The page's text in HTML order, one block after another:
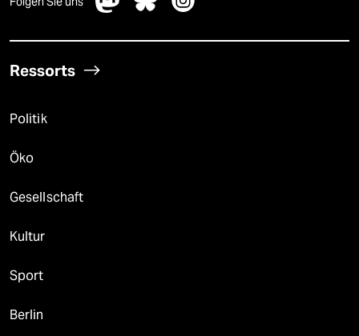
Ressorts
Politik
Öko
Gesellschaft
Kultur
Sport
Berlin